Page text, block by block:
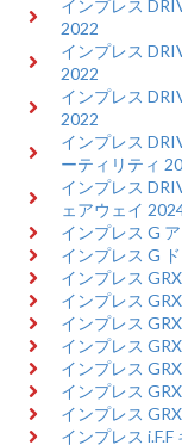
インプレス
2022
インプレス
2022
インプレス
2022
インプレス
ーティリティ
インプレス
ェアウェイ
インプレス G
インプレス G
インプレス
インプレス
インプレス
インプレス
インプレス
インプレス
インプレス
インプレス